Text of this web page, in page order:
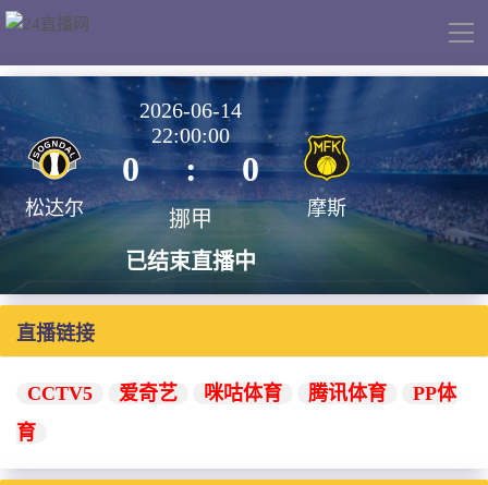
导
松达尔
2026-06-14
22:00:00
0 : 0
挪甲
已结束直播中
摩斯
直播链接
CCTV5 爱奇艺 咪咕体育 腾讯体育
PP体
育